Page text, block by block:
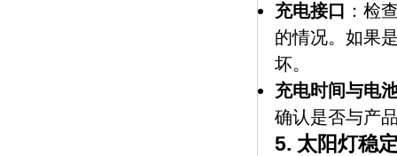
充电接口 ：检
的情况。如果
坏。
充电时间与电
确认是否与产
5. 太阳灯稳